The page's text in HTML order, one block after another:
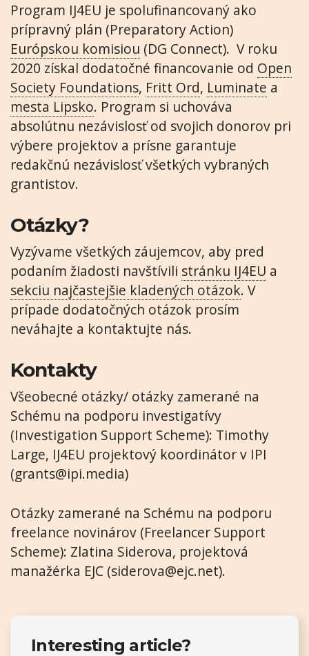
Program IJ4EU je spolufinancovaný ako
prípravný plán (Preparatory Action)
Európskou komisiou (DG Connect). V roku
2020 získal dodatočné financovanie od Open
Society Foundations, Fritt Ord, Luminate a
mesta Lipsko. Program si uchováva
absolútnu nezávislosť od svojich donorov pri
výbere projektov a prísne garantuje
redakčnú nezávislosť všetkých vybraných
grantistov.
Otázky?
Vyzývame všetkých záujemcov, aby pred
podaním žiadosti navštívili stránku IJ4EU a
sekciu najčastejšie kladených otázok. V
prípade dodatočných otázok prosím
neváhajte a kontaktujte nás.
Kontakty
Všeobecné otázky/ otázky zamerané na
Schému na podporu investigatívy
(Investigation Support Scheme): Timothy
Large, IJ4EU projektový koordinátor v IPI
(grants@ipi.media)
Otázky zamerané na Schému na podporu
freelance novinárov (Freelancer Support
Scheme): Zlatina Siderova, projektová
manažérka EJC (siderova@ejc.net).
Interesting article?